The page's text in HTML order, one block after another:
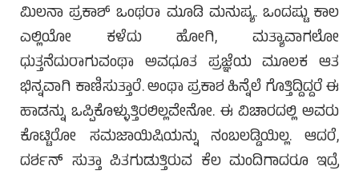
ಮಿಲನಾ ಪ್ರಕಾಶ್ ಒಂಥರಾ ಮೂಡಿ ಮನುಷ್ಯ. ಒಂದಷ್ಟು ಕಾಲ
ಎಲ್ಲಿಯೋ ಕಳೆದು ಹೋಗಿ, ಮತ್ಯಾವಾಗಲೋ
ಧುತ್ತನೆದುರಾಗುವಂಥಾ ಅವಧೂತ ಪ್ರಜ್ಞೆಯ ಮೂಲಕ ಆತ
ಭಿನ್ನವಾಗಿ ಕಾಣಿಸುತ್ತಾರೆ. ಅಂಥಾ ಪ್ರಕಾಶ ಹಿನ್ನೆಲೆ ಗೊತ್ತಿದ್ದಿದ್ದರೆ ಈ
ಹಾಡನ್ನು ಒಪ್ಪಿಕೊಳ್ಳುತ್ತಿರಲಿಲ್ಲವೇನೋ. ಈ ವಿಚಾರದಲ್ಲಿ ಅವರು
ಕೊಟ್ಟಿರೋ ಸಮಜಾಯಿಷಿಯನ್ನು ನಂಬಲಡ್ಡಿಯಿಲ್ಲ. ಆದರೆ,
ದರ್ಶನ್ ಸುತ್ತಾ ಪಿತಗುಡುತ್ತಿರುವ ಕೆಲ ಮಂದಿಗಾದರೂ ಇದ್ರೆ